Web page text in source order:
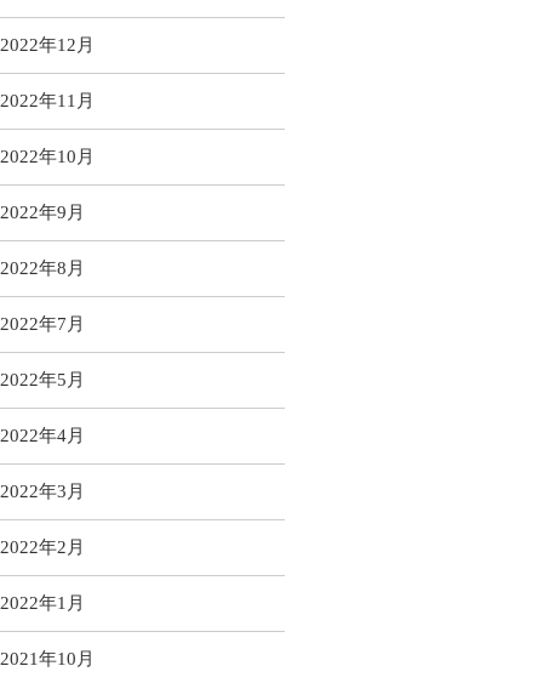
2022年12月
2022年11月
2022年10月
2022年9月
2022年8月
2022年7月
2022年5月
2022年4月
2022年3月
2022年2月
2022年1月
2021年10月